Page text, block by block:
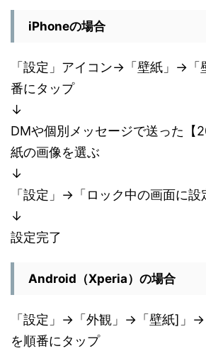
iPhoneの場合
「設定」アイコン→「壁紙」→「
番にタップ
↓
DMや個別メッセージで送った【
紙の画像を選ぶ
↓
「設定」→「ロック中の画面に設
↓
設定完了
Android（Xperia）の場合
「設定」 →「外観」 →「壁紙]」 →
を順番にタップ